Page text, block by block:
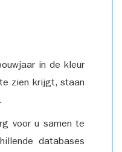
in de kleur
zien krijgt, staan
voor u samen te
databases